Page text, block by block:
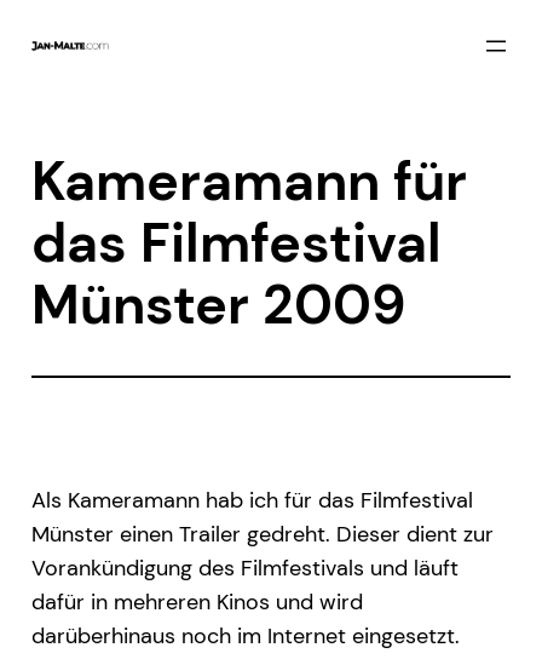
Inhalt
Kameramann für
das Filmfestival
Münster 2009
Als Kameramann hab ich für das Filmfestival
Münster einen Trailer gedreht. Dieser dient zur
Vorankündigung des Filmfestivals und läuft
dafür in mehreren Kinos und wird
darüberhinaus noch im Internet eingesetzt.